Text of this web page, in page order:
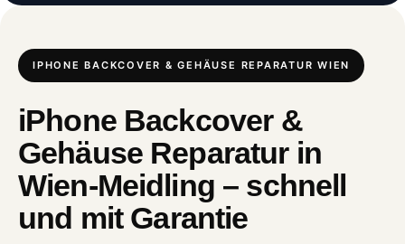
IPHONE BACKCOVER & GEHÄUSE REPARATUR WIEN
iPhone Backcover &
Gehäuse Reparatur in
Wien-Meidling – schnell
und mit Garantie